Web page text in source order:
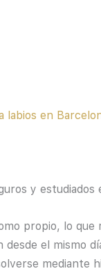
labios en
y
propio, lo que
desde el mismo
mediante